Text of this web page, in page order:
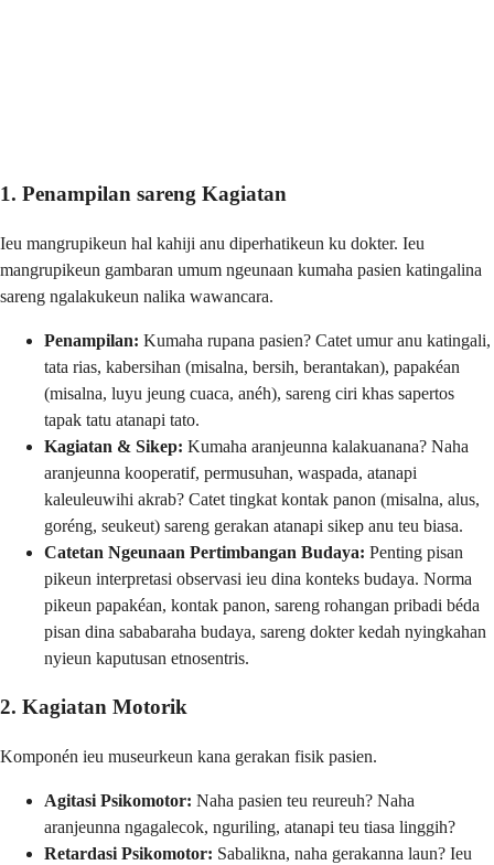
1. Penampilan sareng Kagiatan
Ieu mangrupikeun hal kahiji anu diperhatikeun ku dokter. Ieu
mangrupikeun gambaran umum ngeunaan kumaha pasien katingalina
sareng ngalakukeun nalika wawancara.
Penampilan: Kumaha rupana pasien? Catet umur anu katingali,
tata rias, kabersihan (misalna, bersih, berantakan), papakéan
(misalna, luyu jeung cuaca, anéh), sareng ciri khas sapertos
tapak tatu atanapi tato.
Kagiatan & Sikep: Kumaha aranjeunna kalakuanana? Naha
aranjeunna kooperatif, permusuhan, waspada, atanapi
kaleuleuwihi akrab? Catet tingkat kontak panon (misalna, alus,
goréng, seukeut) sareng gerakan atanapi sikep anu teu biasa.
Catetan Ngeunaan Pertimbangan Budaya: Penting pisan
pikeun interpretasi observasi ieu dina konteks budaya. Norma
pikeun papakéan, kontak panon, sareng rohangan pribadi béda
pisan dina sababaraha budaya, sareng dokter kedah nyingkahan
nyieun kaputusan etnosentris.
2. Kagiatan Motorik
Komponén ieu museurkeun kana gerakan fisik pasien.
Agitasi Psikomotor: Naha pasien teu reureuh? Naha
aranjeunna ngagalecok, nguriling, atanapi teu tiasa linggih?
Retardasi Psikomotor: Sabalikna, naha gerakanna laun? Ieu